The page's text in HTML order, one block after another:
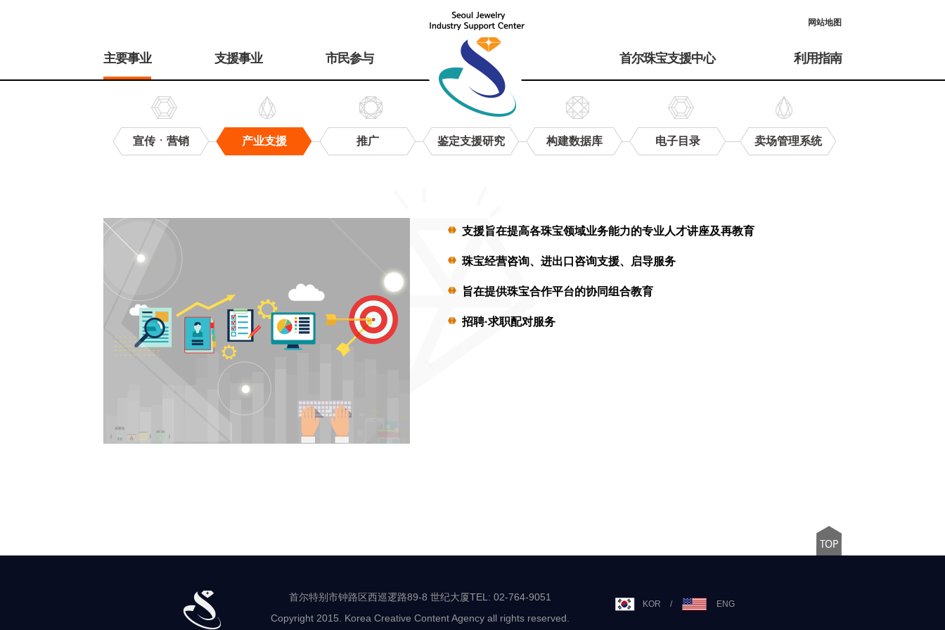
网站地图
메
主要事业 支援事业 市民参与 首尔珠宝支援中心 利用指南
宣传ㆍ营销 产业支援 推广 鉴定支援研究 构建数据库 电子目录 卖场管理系统
支援旨在提高各珠宝领域业务能力的专业人才讲座及再教育
珠宝经营咨询、进出口咨询支援、启导服务
旨在提供珠宝合作平台的协同组合教育
招聘·求职配对服务
首尔特别市钟路区西巡逻路89-8 世纪大厦TEL: 02-764-9051
Copyright 2015. Korea Creative Content Agency all rights reserved.
KOR / ENG